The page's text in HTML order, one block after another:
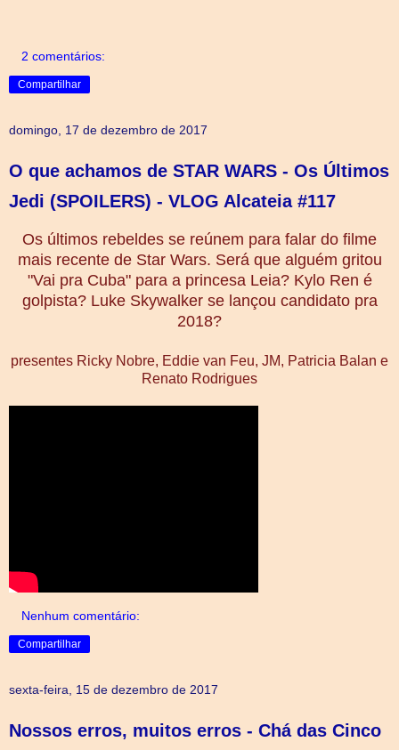
2 comentários:
Compartilhar
domingo, 17 de dezembro de 2017
O que achamos de STAR WARS - Os Últimos
Jedi (SPOILERS) - VLOG Alcateia #117
Os últimos rebeldes se reúnem para falar do filme
mais recente de Star Wars. Será que alguém gritou
"Vai pra Cuba" para a princesa Leia? Kylo Ren é
golpista? Luke Skywalker se lançou candidato pra
2018?
presentes Ricky Nobre, Eddie van Feu, JM, Patricia Balan e
Renato Rodrigues
Nenhum comentário:
Compartilhar
sexta-feira, 15 de dezembro de 2017
Nossos erros, muitos erros - Chá das Cinco